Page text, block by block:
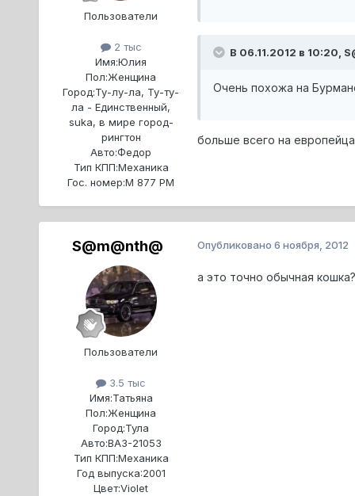
Пользователи
2 тыс
Имя:Юлия
Пол:Женщина
Город:Ту-лу-ла, Ту-ту-
ла - Единственный,
suka, в мире город-
рингтон
Авто:Федор
Тип КПП:Механика
Гос. номер:М 877 РМ
В 06.11.2012 в 10:20,
Очень похожа на
больше всего на
S@m@nth@
Пользователи
3.5 тыс
Имя:Татьяна
Пол:Женщина
Город:Тула
Авто:ВАЗ-21053
Тип КПП:Механика
Год выпуска:2001
Цвет:Violet
Опубликовано 6 ноября, 2012
а это точно обычная